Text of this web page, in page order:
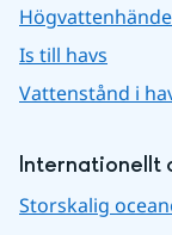
Is till havs
Vattenstånd i
Internationellt
Storskalig